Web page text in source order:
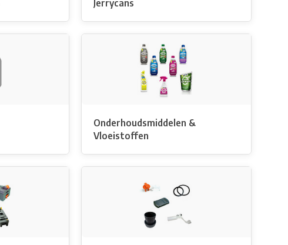
Jerrycans
Onderhoudsmiddelen &
Vloeistoffen